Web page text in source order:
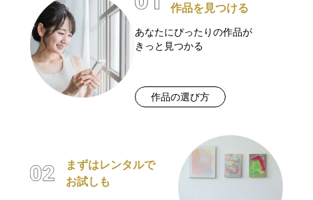
作品を見つける
あなたにぴったりの作品が
きっと見つかる
作品の選び方
まずはレンタルで
お試しも